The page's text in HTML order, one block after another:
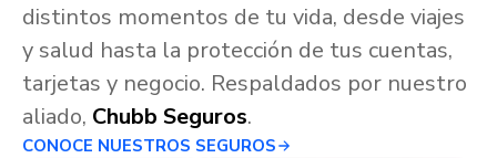
distintos momentos de tu vida, desde viajes
y salud hasta la protección de tus cuentas,
tarjetas y negocio. Respaldados por nuestro
aliado, Chubb Seguros.
CONOCE NUESTROS SEGUROS